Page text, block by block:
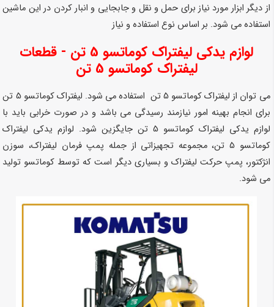
از دیگر ابزار مورد نیاز برای حمل و نقل و جابجایی و انبار کردن در این ماشین
استفاده می شود. بر اساس نوع استفاده و نیاز
لوازم یدکی لیفتراک کوماتسو 5 تن - قطعات
لیفتراک کوماتسو 5 تن
می توان از لیفتراک کوماتسو 5 تن استفاده می شود. لیفتراک کوماتسو 5 تن
برای انجام بهینه امور نیازمند رسیدگی می باشد و در صورت خرابی باید با
لوازم یدکی لیفتراک کوماتسو 5 تن جایگزین شود. لوازم یدکی لیفتراک
کوماتسو 5 تن، مجموعه تجهیزاتی از جمله پمپ فرمان لیفتراک، سوزن
انژکتور، پمپ حرکت لیفتراک و بسیاری دیگر است که توسط کوماتسو تولید
می شود.